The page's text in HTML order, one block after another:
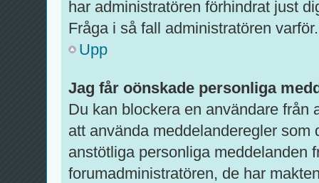
har administratören förhindrat just
Fråga i så fall administratören varför.
Upp
Jag får oönskade personliga
Du kan blockera en användare från
att använda meddelanderegler
anstötliga personliga meddelanden
forumadministratören, de har